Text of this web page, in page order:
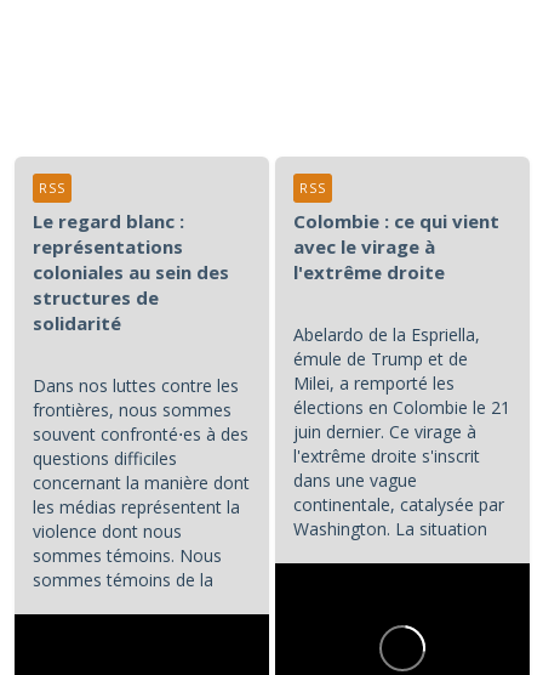
Le regard blanc :
représentations
coloniales au sein des
structures de
solidarité
Dans nos luttes contre les
frontières, nous sommes
souvent confronté⋅es à des
questions difficiles
concernant la manière dont
les médias représentent la
violence dont nous
sommes témoins. Nous
sommes témoins de la
RSS
Colombie : ce qui vient
avec le virage à
l'extrême droite
Abelardo de la Espriella,
émule de Trump et de
Milei, a remporté les
élections en Colombie le 21
juin dernier. Ce virage à
l'extrême droite s'inscrit
dans une vague
continentale, catalysée par
Washington. La situation
RSS